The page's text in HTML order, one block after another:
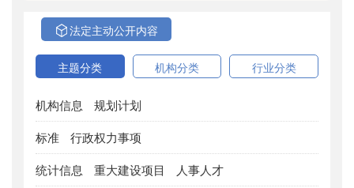
法定主动公开内容
主题分类 机构分类 行业分类
机构信息
规划计划
标准
行政权力事项
统计信息
重大建设项目
人事人才